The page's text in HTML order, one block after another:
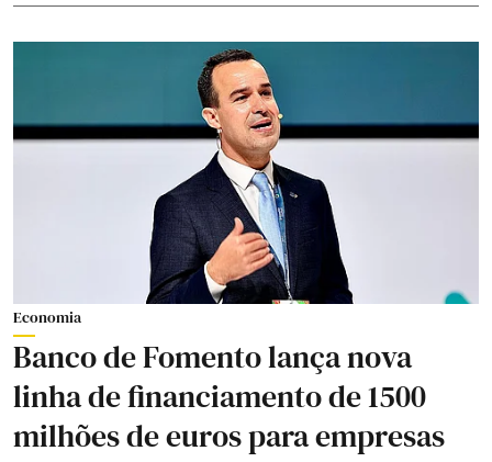
Economia
Banco de Fomento lança nova
linha de financiamento de 1500
milhões de euros para empresas